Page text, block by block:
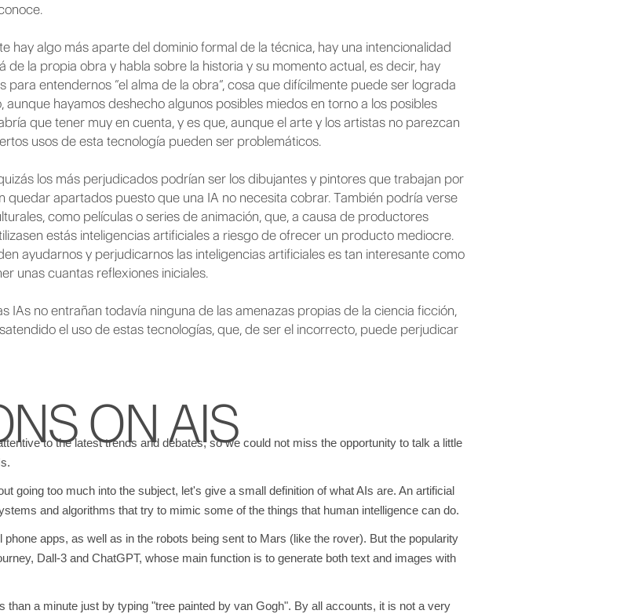
hay algo más aparte del dominio formal de la técnica, hay una intencionalidad
de la propia obra y habla sobre la historia y su momento actual, es decir, hay
para entendernos “el alma de la obra”, cosa que difícilmente puede ser lograda
aunque hayamos deshecho algunos posibles miedos en torno a los posibles
que tener muy en cuenta, y es que, aunque el arte y los artistas no parezcan
usos de esta tecnología pueden ser problemáticos.
los más perjudicados podrían ser los dibujantes y pintores que trabajan por
apartados puesto que una IA no necesita cobrar. También podría verse
como películas o series de animación, que, a causa de productores
estás inteligencias artificiales a riesgo de ofrecer un producto mediocre.
ayudarnos y perjudicarnos las inteligencias artificiales es tan interesante como
unas cuantas reflexiones iniciales.
IAs no entrañan todavía ninguna de las amenazas propias de la ciencia ficción,
el uso de estas tecnologías, que, de ser el incorrecto, puede perjudicar
ON AIS
to the latest trends and debates, so we could not miss the opportunity to talk a little
going too much into the subject, let's give a small definition of what AIs are. An artificial
and algorithms that try to mimic some of the things that human intelligence can do.
apps, as well as in the robots being sent to Mars (like the rover). But the popularity
Dall-3 and ChatGPT, whose main function is to generate both text and images with
than a minute just by typing "tree painted by van Gogh". By all accounts, it is not a very